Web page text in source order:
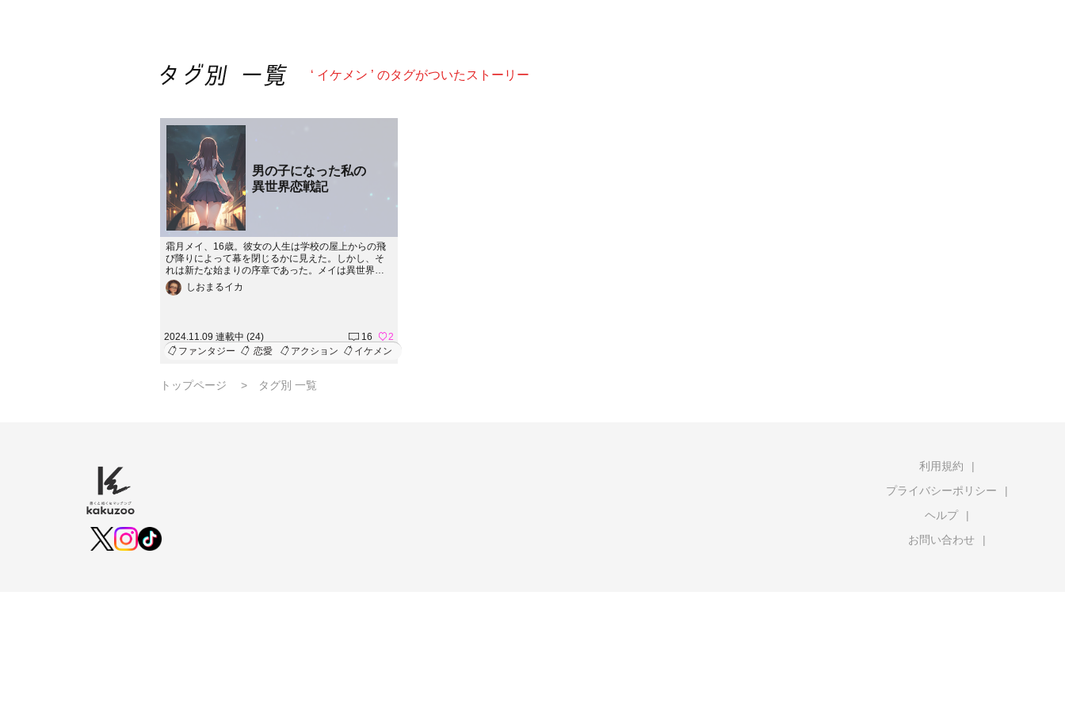
‘ イケメン ’ のタグがついたストーリー
男の子になった私の
異世界恋戦記
霜月メイ、16歳。彼女の人生は学校の屋上からの飛
び降りによって幕を閉じるかに見えた。しかし、そ
れは新たな始まりの序章であった。メイは異世界
で、男の子として目を覚ます。彼女はそこで魔獣を
討伐する軍に加わることになる。新たな世界で出会
見つけていく。
しおまるイカ
2024.11.09 連載中 (24) 16
2
ファンタジー
恋愛 アクション イケメン
トップページ タグ別 一覧
利用規約
プライバシーポリシー
ヘルプ
お問い合わせ